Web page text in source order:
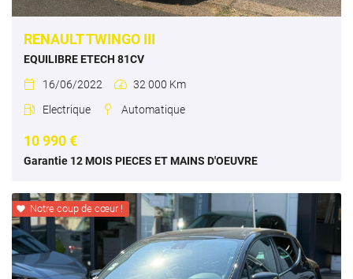
RENAULT TWINGO III
EQUILIBRE ETECH 81CV
 16/06/2022  32 000 Km
 Electrique  Automatique
10 990 €
Garantie 12 MOIS PIECES ET MAINS D'OEUVRE
 Notre coup de cœur !